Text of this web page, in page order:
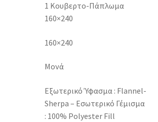
1 Κουβερτο-Πάπλωμα
160×240
160×240
Μονά
Εξωτερικό Ύφασμα : Flannel-
Sherpa – Εσωτερικό Γέμισμα
: 100% Polyester Fill